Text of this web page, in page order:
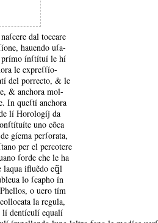
dal toccare
hauendo uſa-
prímo ínſtítuí le hí
le expreſſío-
del porrecto, & le
& anchora mol-
In queſtí anchora
lí Horologíj da
uno cõca
gíema perſorata,
per el percotere
ſorde che le ha
laqua ifluẽdo eꝗ̃l
lo ſcapho ín
o uero tím
la regula,
lí dentículí equalí